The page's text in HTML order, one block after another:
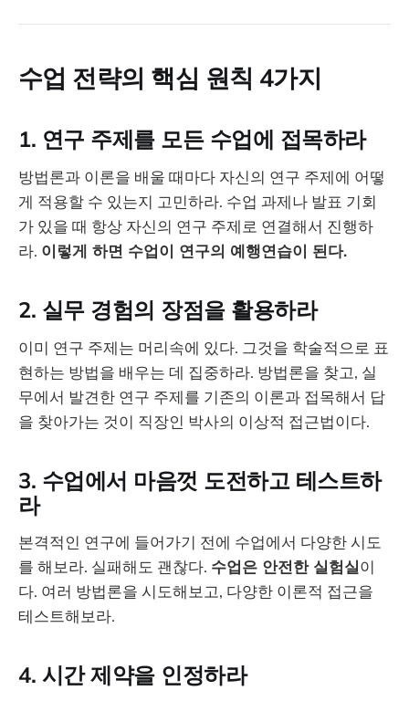
수업 전략의 핵심 원칙 4가지
1. 연구 주제를 모든 수업에 접목하라
방법론과 이론을 배울 때마다 자신의 연구 주제에 어떻
게 적용할 수 있는지 고민하라. 수업 과제나 발표 기회
가 있을 때 항상 자신의 연구 주제로 연결해서 진행하
라. 이렇게 하면 수업이 연구의 예행연습이 된다.
2. 실무 경험의 장점을 활용하라
이미 연구 주제는 머리속에 있다. 그것을 학술적으로 표
현하는 방법을 배우는 데 집중하라. 방법론을 찾고, 실
무에서 발견한 연구 주제를 기존의 이론과 접목해서 답
을 찾아가는 것이 직장인 박사의 이상적 접근법이다.
3. 수업에서 마음껏 도전하고 테스트하
라
본격적인 연구에 들어가기 전에 수업에서 다양한 시도
를 해보라. 실패해도 괜찮다. 수업은 안전한 실험실이
다. 여러 방법론을 시도해보고, 다양한 이론적 접근을
테스트해보라.
4. 시간 제약을 인정하라